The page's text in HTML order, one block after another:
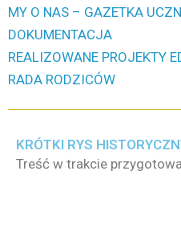
MY O NAS – GAZETKA
DOKUMENTACJA
REALIZOWANE PROJEKTY
RADA RODZICÓW
KRÓTKI RYS
Treść w trakcie